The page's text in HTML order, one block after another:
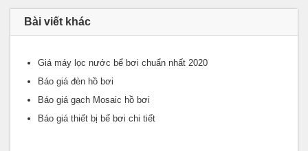
Bài viết khác
Giá máy lọc nước bể bơi chuẩn nhất 2020
Báo giá đèn hồ bơi
Báo giá gạch Mosaic hồ bơi
Báo giá thiết bị bể bơi chi tiết